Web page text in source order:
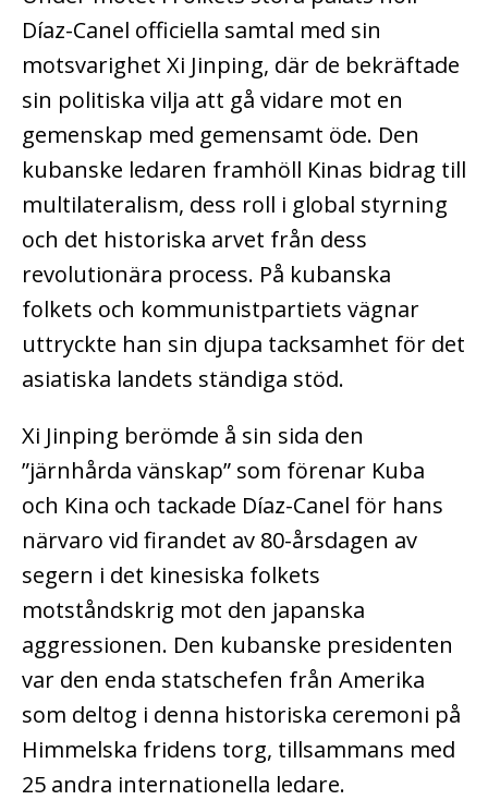
Díaz-Canel officiella samtal med sin
motsvarighet Xi Jinping, där de bekräftade
sin politiska vilja att gå vidare mot en
gemenskap med gemensamt öde. Den
kubanske ledaren framhöll Kinas bidrag till
multilateralism, dess roll i global styrning
och det historiska arvet från dess
revolutionära process. På kubanska
folkets och kommunistpartiets vägnar
uttryckte han sin djupa tacksamhet för det
asiatiska landets ständiga stöd.
Xi Jinping berömde å sin sida den
”järnhårda vänskap” som förenar Kuba
och Kina och tackade Díaz-Canel för hans
närvaro vid firandet av 80-årsdagen av
segern i det kinesiska folkets
motståndskrig mot den japanska
aggressionen. Den kubanske presidenten
var den enda statschefen från Amerika
som deltog i denna historiska ceremoni på
Himmelska fridens torg, tillsammans med
25 andra internationella ledare.